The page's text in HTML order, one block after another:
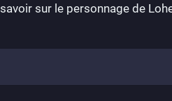
sur le personnage de